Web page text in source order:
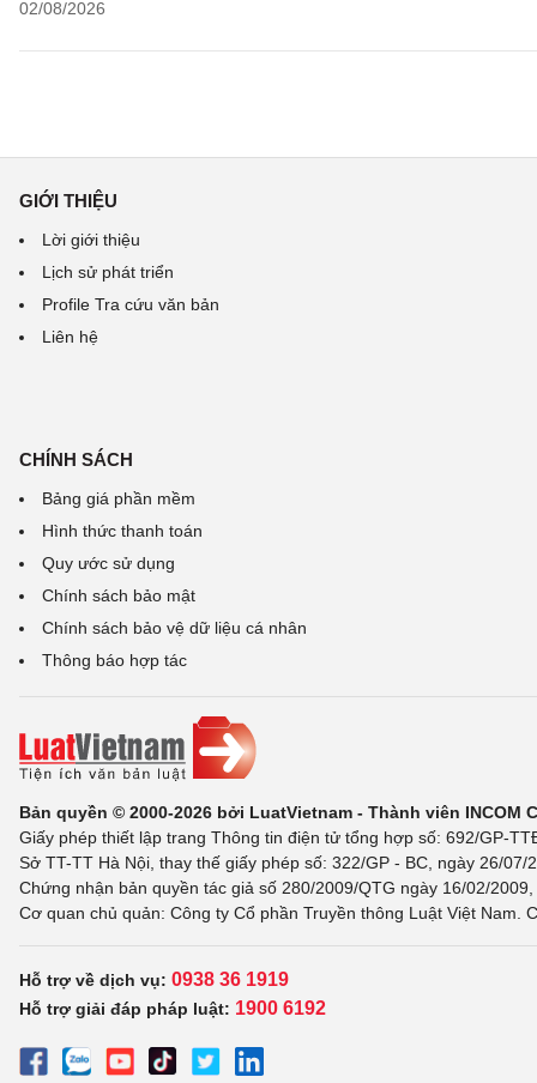
02/08/2026
GIỚI THIỆU
Lời giới thiệu
Lịch sử phát triển
Profile Tra cứu văn bản
Liên hệ
CHÍNH SÁCH
Bảng giá phần mềm
Hình thức thanh toán
Quy ước sử dụng
Chính sách bảo mật
Chính sách bảo vệ dữ liệu cá nhân
Thông báo hợp tác
Bản quyền © 2000-2026 bởi LuatVietnam - Thành viên INCOM
Giấy phép thiết lập trang Thông tin điện tử tổng hợp số: 692/GP-
Sở TT-TT Hà Nội, thay thế giấy phép số: 322/GP - BC, ngày 26/
Chứng nhận bản quyền tác giả số 280/2009/QTG ngày 16/02/
Cơ quan chủ quản: Công ty Cổ phần Truyền thông Luật Việt Nam.
Hỗ trợ về dịch vụ: 0938 36 1919
Hỗ trợ giải đáp pháp luật: 1900 6192